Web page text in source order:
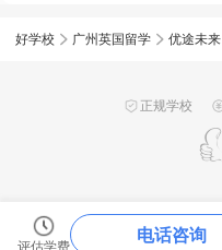
好学校 广州英国留学 优途未来
正规学校
评估学费 电话咨询